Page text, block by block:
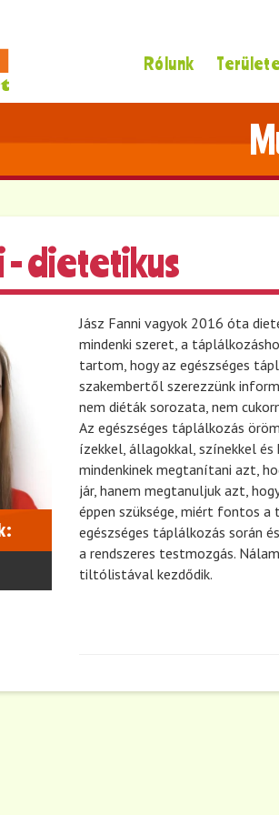
Rólunk
- dietetikus
Jász Fanni vagyok 2016 óta
mindenki szeret, a
tartom, hogy az egészséges
szakembertől szerezzünk
nem diéták sorozata, nem
Az egészséges táplálkozás
ízekkel, állagokkal, színekkel
mindenkinek megtanítani azt,
jár, hanem megtanuljuk azt,
éppen szüksége, miért fontos
egészséges táplálkozás során
a rendszeres testmozgás.
tiltólistával kezdődik.